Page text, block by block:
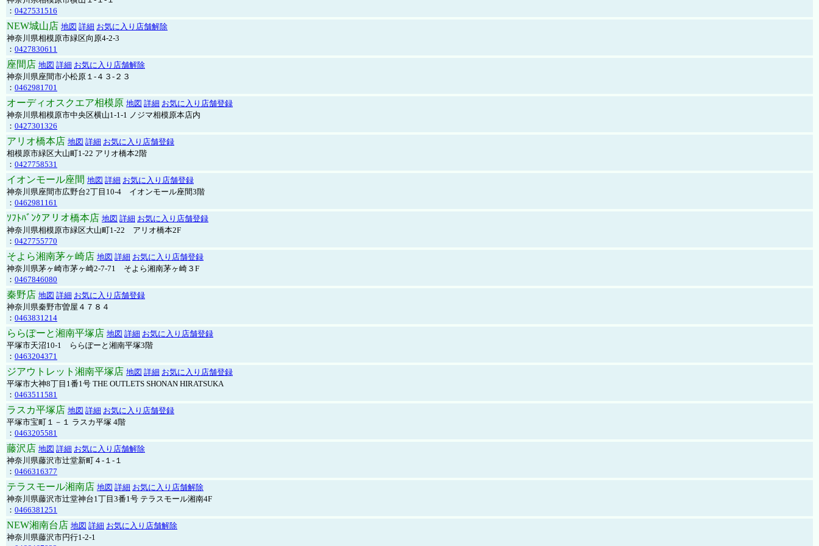
： 0427531516
NEW城山店 地図 詳細 お気に入り店舗解除
神奈川県相模原市緑区向原4-2-3
： 0427830611
座間店 地図 詳細 お気に入り店舗解除
神奈川県座間市小松原１-４３-２３
： 0462981701
オーディオスクエア相模原 地図 詳細 お気に入り店舗登録
神奈川県相模原市中央区横山1-1-1 ノジマ相模原本店内
： 0427301326
アリオ橋本店 地図 詳細 お気に入り店舗登録
相模原市緑区大山町1-22 アリオ橋本2階
： 0427758531
イオンモール座間 地図 詳細 お気に入り店舗登録
神奈川県座間市広野台2丁目10-4 イオンモール座間3階
： 0462981161
ｿﾌﾄﾊﾞﾝｸアリオ橋本店 地図 詳細 お気に入り店舗登録
神奈川県相模原市緑区大山町1-22 アリオ橋本2F
： 0427755770
そよら湘南茅ヶ崎店 地図 詳細 お気に入り店舗登録
神奈川県茅ヶ崎市茅ヶ崎2‐7‐71 そよら湘南茅ヶ崎３F
： 0467846080
秦野店 地図 詳細 お気に入り店舗登録
神奈川県秦野市曽屋４７８４
： 0463831214
ららぽーと湘南平塚店 地図 詳細 お気に入り店舗登録
平塚市天沼10-1 ららぽーと湘南平塚3階
： 0463204371
ジアウトレット湘南平塚店 地図 詳細 お気に入り店舗登録
平塚市大神8丁目1番1号 THE OUTLETS SHONAN HIRATSUKA
： 0463511581
ラスカ平塚店 地図 詳細 お気に入り店舗登録
平塚市宝町１－１ ラスカ平塚 4階
： 0463205581
藤沢店 地図 詳細 お気に入り店舗解除
神奈川県藤沢市辻堂新町４-１-１
： 0466316377
テラスモール湘南店 地図 詳細 お気に入り店舗解除
神奈川県藤沢市辻堂神台1丁目3番1号 テラスモール湘南4F
： 0466381251
NEW湘南台店 地図 詳細 お気に入り店舗解除
神奈川県藤沢市円行1-2-1